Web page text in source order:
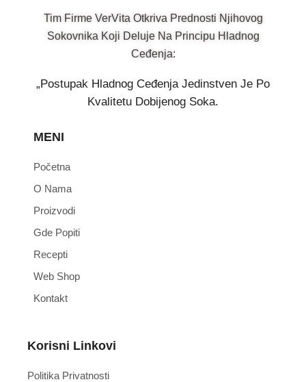
Tim Firme VerVita Otkriva Prednosti Njihovog
Sokovnika Koji Deluje Na Principu Hladnog
Ceđenja:
„Postupak Hladnog Ceđenja Jedinstven Je Po
Kvalitetu Dobijenog Soka.
MENI
Početna
O Nama
Proizvodi
Gde Popiti
Recepti
Web Shop
Kontakt
Korisni Linkovi
Politika Privatnosti